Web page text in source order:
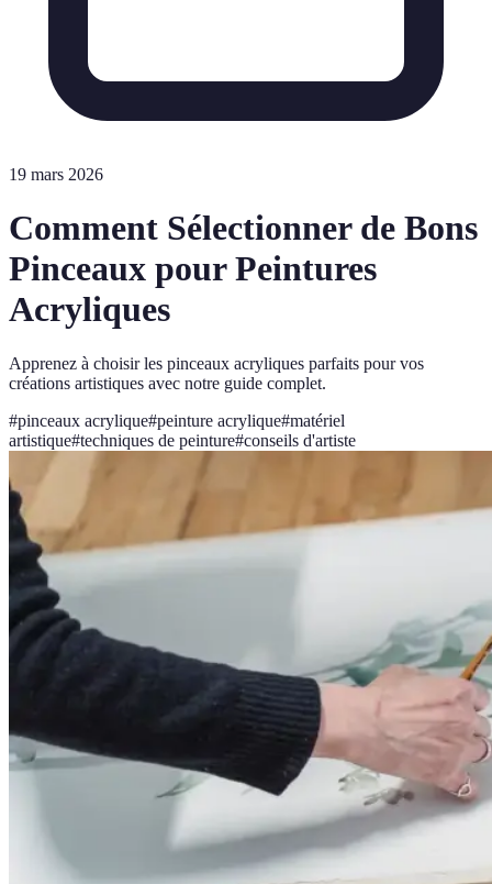
19 mars 2026
Comment Sélectionner de Bons
Pinceaux pour Peintures
Acryliques
Apprenez à choisir les pinceaux acryliques parfaits pour vos
créations artistiques avec notre guide complet.
#pinceaux acrylique#peinture acrylique#matériel
artistique#techniques de peinture#conseils d'artiste